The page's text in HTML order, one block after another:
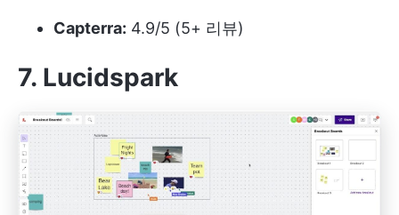
Capterra: 4.9/5 (5+ 리뷰)
7. Lucidspark